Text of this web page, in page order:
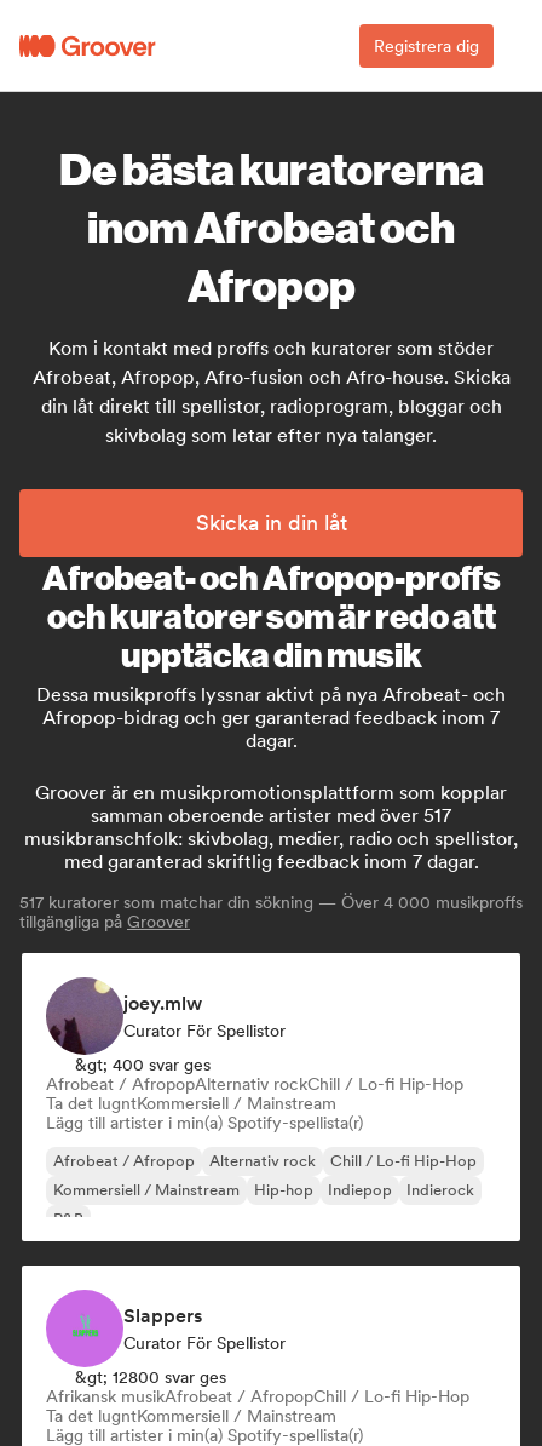
Registrera dig
De bästa kuratorerna
inom Afrobeat och
Afropop
Kom i kontakt med proffs och kuratorer som stöder
Afrobeat, Afropop, Afro-fusion och Afro-house. Skicka
din låt direkt till spellistor, radioprogram, bloggar och
skivbolag som letar efter nya talanger.
Skicka in din låt
Afrobeat- och Afropop-proffs
och kuratorer som är redo att
upptäcka din musik
Dessa musikproffs lyssnar aktivt på nya Afrobeat- och
Afropop-bidrag och ger garanterad feedback inom 7
dagar.
Groover är en musikpromotionsplattform som kopplar
samman oberoende artister med över 517
musikbranschfolk: skivbolag, medier, radio och spellistor,
med garanterad skriftlig feedback inom 7 dagar.
517 kuratorer som matchar din sökning — Över 4 000 musikproffs
tillgängliga på Groover
joey.mlw
Curator För Spellistor
&gt; 400 svar ges
Afrobeat / AfropopAlternativ rockChill / Lo-fi Hip-Hop
Ta det lugntKommersiell / Mainstream
Lägg till artister i min(a) Spotify-spellista(r)
Afrobeat / Afropop Alternativ rock
Chill / Lo-fi Hip-Hop
Kommersiell / Mainstream
Hip-hop Indiepop
Indierock
R&B
Slappers
Curator För Spellistor
&gt; 12800 svar ges
Afrikansk musikAfrobeat / AfropopChill / Lo-fi Hip-Hop
Ta det lugntKommersiell / Mainstream
Lägg till artister i min(a) Spotify-spellista(r)